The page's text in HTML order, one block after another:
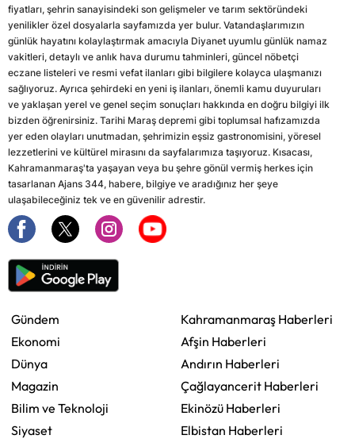
fiyatları, şehrin sanayisindeki son gelişmeler ve tarım sektöründeki
yenilikler özel dosyalarla sayfamızda yer bulur. Vatandaşlarımızın
günlük hayatını kolaylaştırmak amacıyla Diyanet uyumlu günlük namaz
vakitleri, detaylı ve anlık hava durumu tahminleri, güncel nöbetçi
eczane listeleri ve resmi vefat ilanları gibi bilgilere kolayca ulaşmanızı
sağlıyoruz. Ayrıca şehirdeki en yeni iş ilanları, önemli kamu duyuruları
ve yaklaşan yerel ve genel seçim sonuçları hakkında en doğru bilgiyi ilk
bizden öğrenirsiniz. Tarihi Maraş depremi gibi toplumsal hafızamızda
yer eden olayları unutmadan, şehrimizin eşsiz gastronomisini, yöresel
lezzetlerini ve kültürel mirasını da sayfalarımıza taşıyoruz. Kısacası,
Kahramanmaraş'ta yaşayan veya bu şehre gönül vermiş herkes için
tasarlanan Ajans 344, habere, bilgiye ve aradığınız her şeye
ulaşabileceğiniz tek ve en güvenilir adrestir.
Gündem
Ekonomi
Dünya
Magazin
Bilim ve Teknoloji
Siyaset
Kahramanmaraş Haberleri
Afşin Haberleri
Andırın Haberleri
Çağlayancerit Haberleri
Ekinözü Haberleri
Elbistan Haberleri